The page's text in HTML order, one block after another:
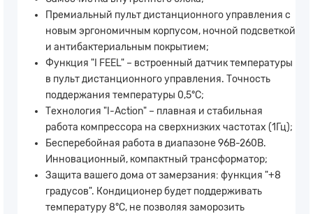
Премиальный пульт дистанционного управления с
новым эргономичным корпусом, ночной подсветкой
и антибактериальным покрытием;
Функция "I FEEL" – встроенный датчик температуры
в пульт дистанционного управления. Точность
поддержания температуры 0,5°C;
Технология "I-Action" – плавная и стабильная
работа компрессора на сверхнизких частотах (1Гц);
Бесперебойная работа в диапазоне 96В-260В.
Инновационный, компактный трансформатор;
Защита вашего дома от замерзания: функция "+8
градусов". Кондиционер будет поддерживать
температуру 8°C, не позволяя заморозить